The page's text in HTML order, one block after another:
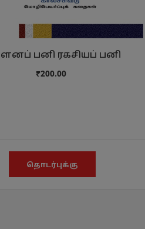
பனி ரகசியப் பனி
₹200.00
தொடர்புக்கு